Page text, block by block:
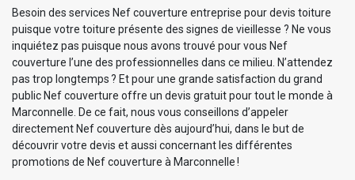
Besoin des services Nef couverture entreprise pour devis toiture
puisque votre toiture présente des signes de vieillesse ? Ne vous
inquiétez pas puisque nous avons trouvé pour vous Nef
couverture l’une des professionnelles dans ce milieu. N’attendez
pas trop longtemps ? Et pour une grande satisfaction du grand
public Nef couverture offre un devis gratuit pour tout le monde à
Marconnelle. De ce fait, nous vous conseillons d’appeler
directement Nef couverture dès aujourd’hui, dans le but de
découvrir votre devis et aussi concernant les différentes
promotions de Nef couverture à Marconnelle !